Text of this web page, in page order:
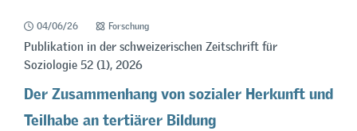
04/06/26 Forschung
Publikation in der schweizerischen Zeitschrift für
Soziologie 52 (1), 2026
Der Zusammenhang von sozialer Herkunft und
Teilhabe an tertiärer Bildung